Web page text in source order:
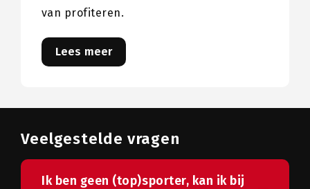
van profiteren.
Lees meer
Veelgestelde vragen
Ik ben geen (top)sporter, kan ik bij